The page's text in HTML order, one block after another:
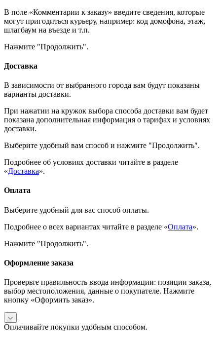
В поле «Комментарии к заказу» введите сведения, которые
могут пригодиться курьеру, например: код домофона, этаж,
шлагбаум на въезде и т.п.
Нажмите "Продолжить".
Доставка
В зависимости от выбранного города вам будут показаны
варианты доставки.
При нажатии на кружок выбора способа доставки вам будет
показана дополнительная информация о тарифах и условиях
доставки.
Выберите удобный вам способ и нажмите "Продолжить".
Подробнее об условиях доставки читайте в разделе
«Доставка».
Оплата
Выберите удобный для вас способ оплаты.
Подробнее о всех вариантах читайте в разделе «Оплата».
Нажмите "Продолжить".
Оформление заказа
Проверьте правильность ввода информации: позиции заказа,
выбор местоположения, данные о покупателе. Нажмите
кнопку «Оформить заказ».
Оплачивайте покупки удобным способом.